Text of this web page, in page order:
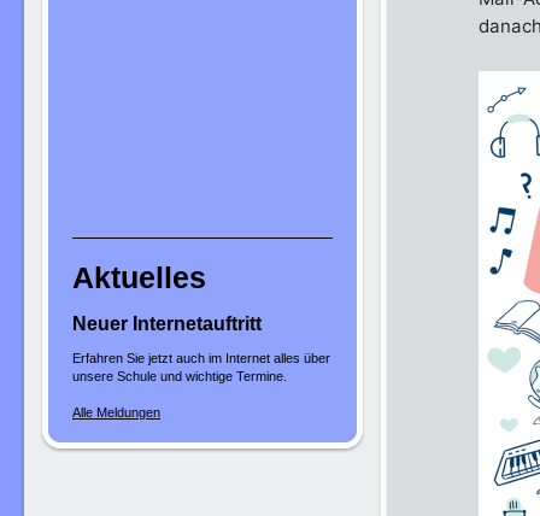
Aktuelles
Neuer Internetauftritt
Erfahren Sie jetzt auch im Internet alles über
unsere Schule und wichtige Termine.
Alle Meldungen